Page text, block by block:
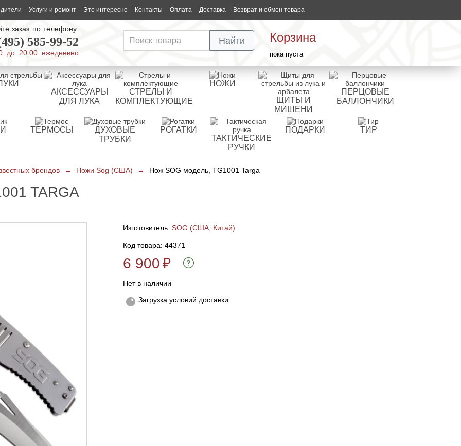
Услуги и ремонт Это интересно Контакты Оплата Доставка Возврат и обмен товара
заказ по телефону:
585-99-52
до 20:00 ежедневно
Корзина
пока пуста
Найти
АКСЕССУАРЫ
ДЛЯ ЛУКА
СТРЕЛЫ И
КОМПЛЕКТУЮЩИЕ
НОЖИ
ЩИТЫ И
МИШЕНИ
ПЕРЦОВЫЕ
БАЛЛОНЧИКИ
ТЕРМОСЫ
ДУХОВЫЕ
ТРУБКИ
РОГАТКИ
ТАКТИЧЕСКИЕ
РУЧКИ
ПОДАРКИ ТИР
брендов → Ножи Sog (США) → Нож SOG модель, TG1001 Targa
TARGA
Изготовитель: SOG (США, Китай)
Код товара: 44371
6 900₽
Нет в наличии
Загрузка условий доставки